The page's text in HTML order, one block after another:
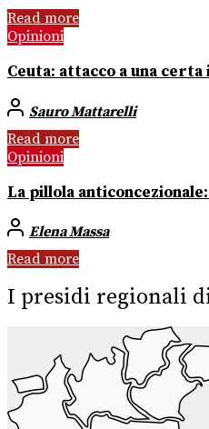
Read more
Opinioni
Ceuta: attacco a una certa
Sauro Mattarelli
Read more
Opinioni
La pillola
Elena Massa
Read more
I presidi regionali